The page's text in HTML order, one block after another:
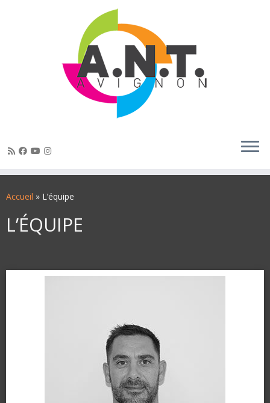
auAccueil » L’équipe
L’ÉQUIPE